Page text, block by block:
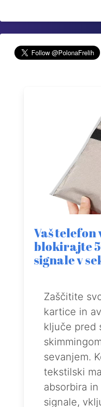
Vaš telefon
blokirajte
signale v
Zaščitite
kartice in
ključe pred
sevanjem.
tekstilski
absorbira
signale,